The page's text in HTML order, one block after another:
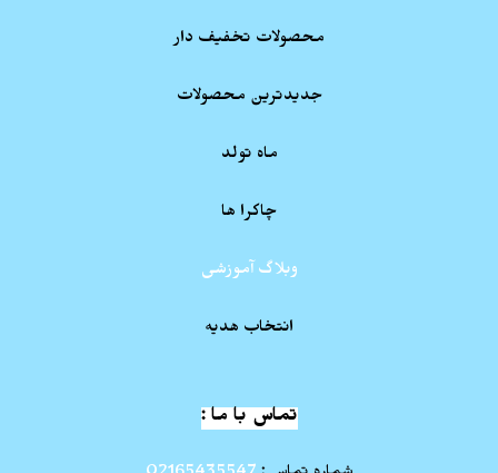
محصولات تخفیف دار
جدیدترین محصولات
ماه تولد
چاکرا ها
وبلاگ آموزشی
انتخاب هدیه
تماس با ما :